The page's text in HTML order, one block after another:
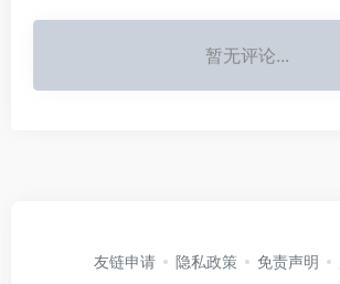
暂无评论...
友链申请 隐私政策 免责声明